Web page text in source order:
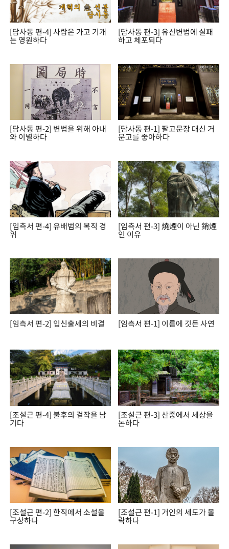
[담사동 편-4] 사람은 가고 기개
는 영원하다
[담사동 편-3] 유신변법에 실패
하고 체포되다
[담사동 편-2] 변법을 위해 아내
와 이별하다
[담사동 편-1] 팔고문장 대신 거
문고를 좋아하다
[임측서 편-4] 유배범의 복직 경
위
[임측서 편-3] 燒煙이 아닌 銷煙
인 이유
[임측서 편-2] 입신출세의 비결 [임측서 편-1] 이름에 깃든 사연
[조설근 편-4] 불후의 걸작을 남
기다
[조설근 편-3] 산중에서 세상을
논하다
[조설근 편-2] 한직에서 소설을
구상하다
[조설근 편-1] 거인의 세도가 몰
락하다